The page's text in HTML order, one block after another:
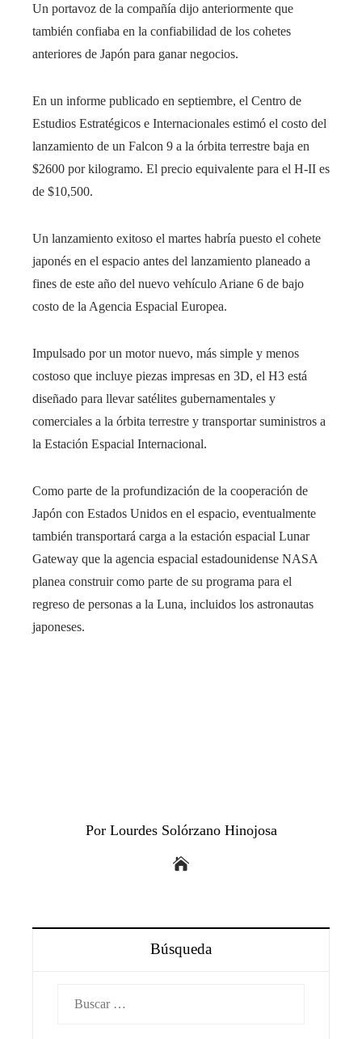
Un portavoz de la compañía dijo anteriormente que
también confiaba en la confiabilidad de los cohetes
anteriores de Japón para ganar negocios.
En un informe publicado en septiembre, el Centro de
Estudios Estratégicos e Internacionales estimó el costo del
lanzamiento de un Falcon 9 a la órbita terrestre baja en
$2600 por kilogramo. El precio equivalente para el H-II es
de $10,500.
Un lanzamiento exitoso el martes habría puesto el cohete
japonés en el espacio antes del lanzamiento planeado a
fines de este año del nuevo vehículo Ariane 6 de bajo
costo de la Agencia Espacial Europea.
Impulsado por un motor nuevo, más simple y menos
costoso que incluye piezas impresas en 3D, el H3 está
diseñado para llevar satélites gubernamentales y
comerciales a la órbita terrestre y transportar suministros a
la Estación Espacial Internacional.
Como parte de la profundización de la cooperación de
Japón con Estados Unidos en el espacio, eventualmente
también transportará carga a la estación espacial Lunar
Gateway que la agencia espacial estadounidense NASA
planea construir como parte de su programa para el
regreso de personas a la Luna, incluidos los astronautas
japoneses.
Por Lourdes Solórzano Hinojosa
Búsqueda